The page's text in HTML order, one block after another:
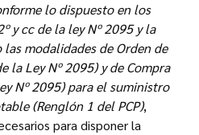
lo dispuesto en los
y cc de la ley Nº 2095 y la
modalidades de Orden de
la Ley Nº 2095) y de Compra
Nº 2095) para el suministro
(Renglón 1 del PCP),
para disponer la